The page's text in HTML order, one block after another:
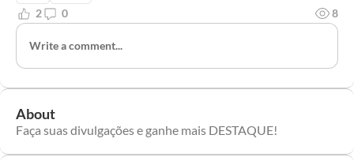
2 0 8
Write a comment...
About
Faça suas divulgações e ganhe mais DESTAQUE!